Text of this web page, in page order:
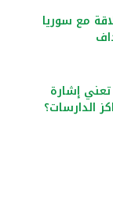
مع سوريا
إشارة
الدارسات؟